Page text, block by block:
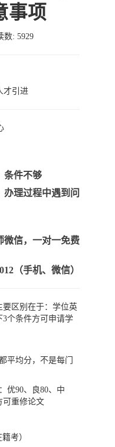
事项
数: 5929
才引进
条件不够
办理过程中遇到问
微信，一对一免费
（手机、微信）
区别在于：学位英
个条件方可申请学
平均分，不是每门
优90、良80、中
可重修论文
考）